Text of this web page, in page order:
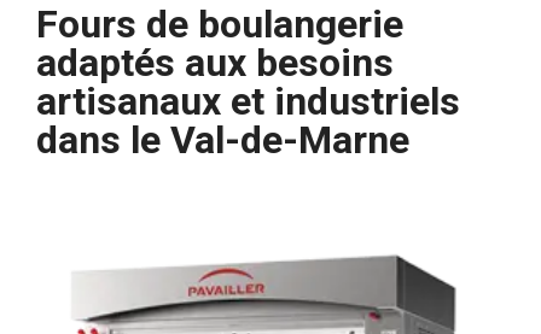
Fours de boulangerie
adaptés aux besoins
artisanaux et industriels
dans le Val-de-Marne